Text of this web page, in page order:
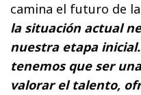
camina el futuro de
la situación actual
nuestra etapa
tenemos que ser
valorar el talento,